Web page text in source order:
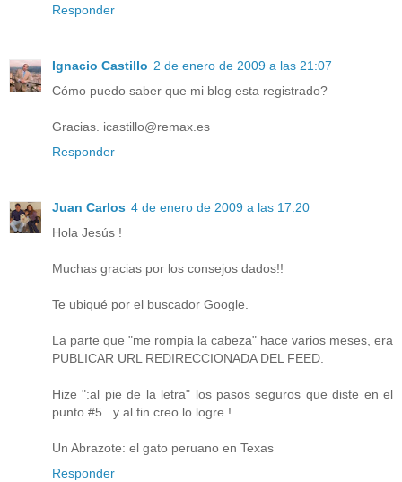
Responder
Ignacio Castillo 2 de enero de 2009 a las 21:07
Cómo puedo saber que mi blog esta registrado?
Gracias. icastillo@remax.es
Responder
Juan Carlos 4 de enero de 2009 a las 17:20
Hola Jesús !
Muchas gracias por los consejos dados!!
Te ubiqué por el buscador Google.
La parte que "me rompia la cabeza" hace varios meses, era
PUBLICAR URL REDIRECCIONADA DEL FEED.
Hize ":al pie de la letra" los pasos seguros que diste en el
punto #5...y al fin creo lo logre !
Un Abrazote: el gato peruano en Texas
Responder